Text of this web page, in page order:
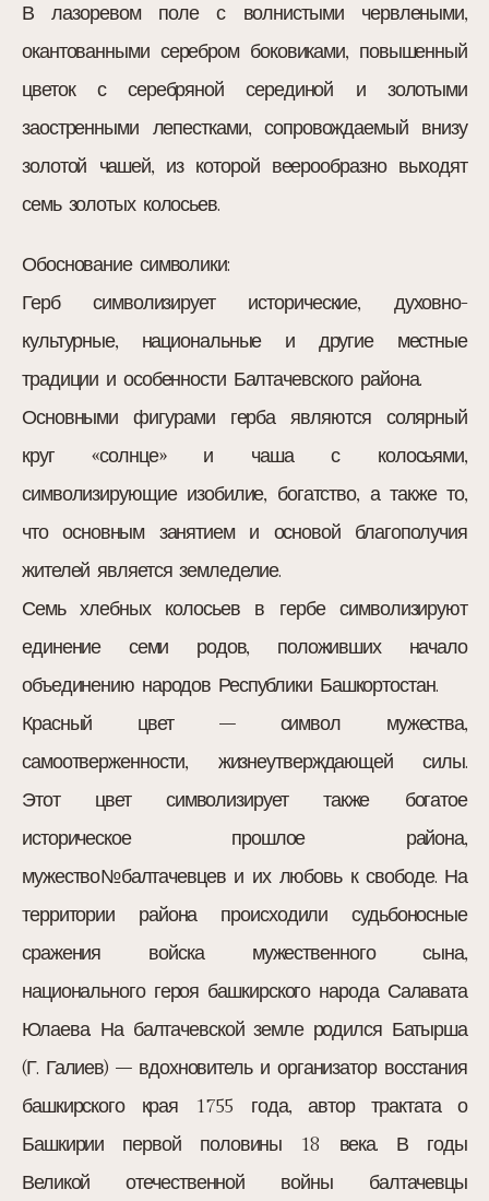
В лазоревом поле с волнистыми червлеными,
окантованными серебром боковиками, повышенный
цветок с серебряной серединой и золотыми
заостренными лепестками, сопровождаемый внизу
золотой чашей, из которой веерообразно выходят
семь золотых колосьев.
Обоснование символики:
Герб символизирует исторические, духовно-
культурные, национальные и другие местные
традиции и особенности Балтачевского района.
Основными фигурами герба являются солярный
круг «солнце» и чаша с колосьями,
символизирующие изобилие, богатство, а также то,
что основным занятием и основой благополучия
жителей является земледелие.
Семь хлебных колосьев в гербе символизируют
единение семи родов, положивших начало
объединению народов Республики Башкортостан.
Красный цвет – символ мужества,
самоотверженности, жизнеутверждающей силы.
Этот цвет символизирует также богатое
историческое прошлое района,
мужество№балтачевцев и их любовь к свободе. На
территории района происходили судьбоносные
сражения войска мужественного сына,
национального героя башкирского народа Салавата
Юлаева. На балтачевской земле родился Батырша
(Г. Галиев) – вдохновитель и организатор восстания
башкирского края 1755 года, автор трактата о
Башкирии первой половины 18 века. В годы
Великой отечественной войны балтачевцы